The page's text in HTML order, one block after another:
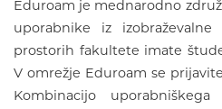
Eduroam je mednarodno
uporabnike iz
prostorih fakultete imate
V omrežje Eduroam se
Kombinacijo